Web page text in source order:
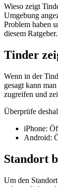
Wieso zeigt
Umgebung
Problem haben
diesem Ratgeber.
Tinder
Wenn in der
gesagt kann
zugreifen und
Überprüfe
iPhone:
Android:
Standort
Um den